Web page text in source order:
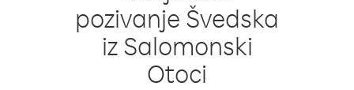
pozivanje Švedska
iz Salomonski
Otoci